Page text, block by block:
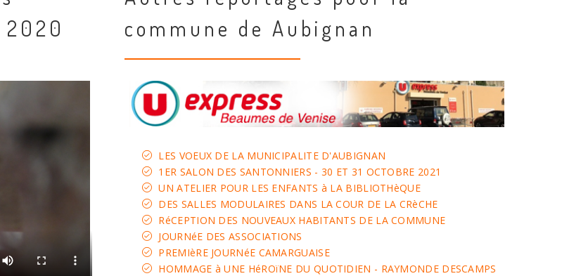
commune de Aubignan
LES VOEUX DE LA MUNICIPALITE D'AUBIGNAN
1ER SALON DES SANTONNIERS - 30 ET 31 OCTOBRE 2021
UN ATELIER POUR LES ENFANTS à LA BIBLIOTHèQUE
DES SALLES MODULAIRES DANS LA COUR DE LA CRèCHE
RéCEPTION DES NOUVEAUX HABITANTS DE LA COMMUNE
JOURNéE DES ASSOCIATIONS
PREMIèRE JOURNéE CAMARGUAISE
HOMMAGE à UNE HéROïNE DU QUOTIDIEN - RAYMONDE DESCAMPS